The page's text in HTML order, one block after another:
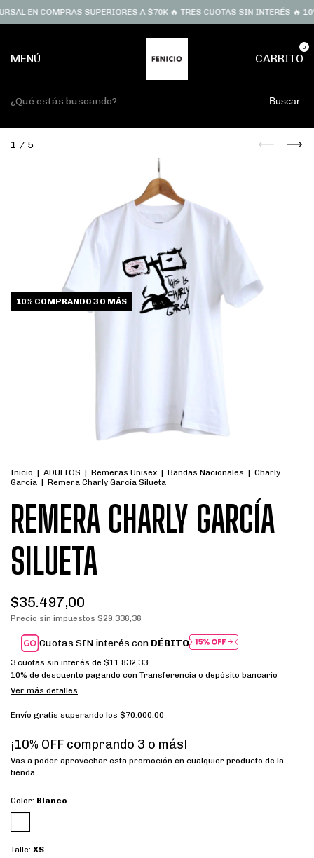
EN COMPRAS SUPERIORES A $70K 🔥 TRES CUOTAS SIN INTERÉS 🔥
MENÚ CARRITO
0
Buscar
1 / 5
10% COMPRANDO 3 O MÁS
Inicio | ADULTOS | Remeras Unisex | Bandas Nacionales | Charly
Garcia | Remera Charly García Silueta
REMERA CHARLY GARCÍA
SILUETA
$35.497,00
Precio sin impuestos $29.336,36
Cuotas SIN interés con DÉBITO
3 cuotas sin interés de $11.832,33
10% de descuento pagando con Transferencia o depósito bancario
Ver más detalles
Envío gratis superando los $70.000,00
¡10% OFF comprando 3 o más!
Vas a poder aprovechar esta promoción en cualquier producto de la
tienda.
Color: Blanco
Talle: XS